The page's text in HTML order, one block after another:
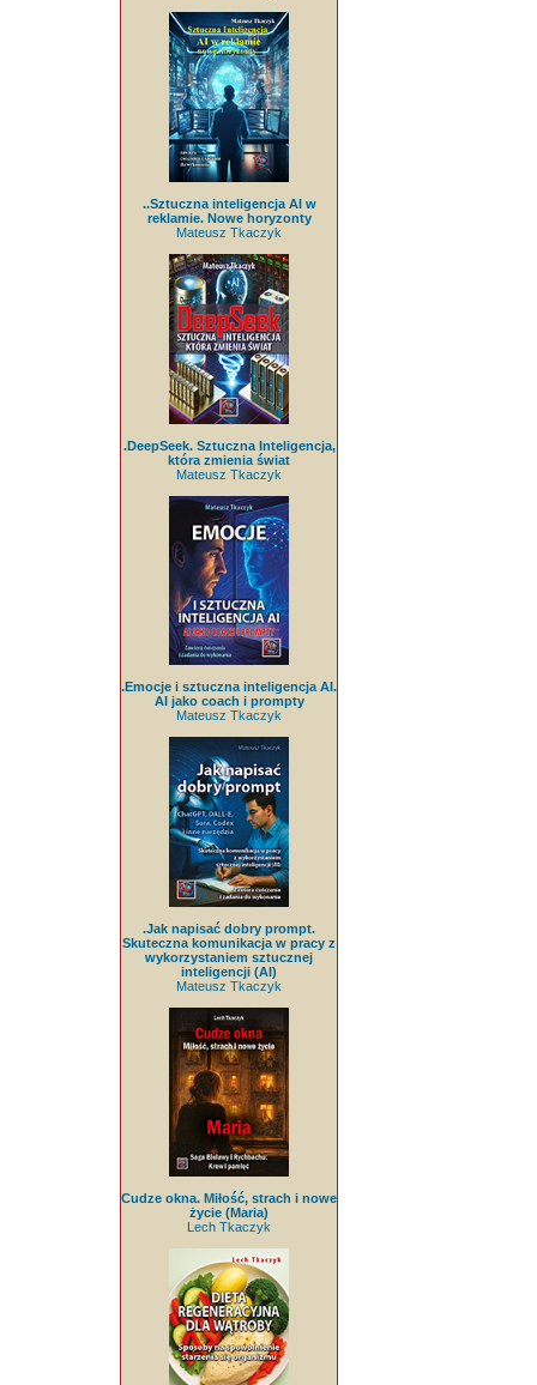
..Sztuczna inteligencja AI w
reklamie. Nowe horyzonty
Mateusz Tkaczyk
.DeepSeek. Sztuczna Inteligencja,
która zmienia świat
Mateusz Tkaczyk
.Emocje i sztuczna inteligencja AI.
AI jako coach i prompty
Mateusz Tkaczyk
.Jak napisać dobry prompt.
Skuteczna komunikacja w pracy z
wykorzystaniem sztucznej
inteligencji (AI)
Mateusz Tkaczyk
Cudze okna. Miłość, strach i nowe
życie (Maria)
Lech Tkaczyk